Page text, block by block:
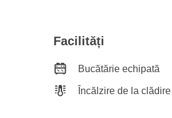
Facilități
Bucătărie echipată
Încălzire de la clădire